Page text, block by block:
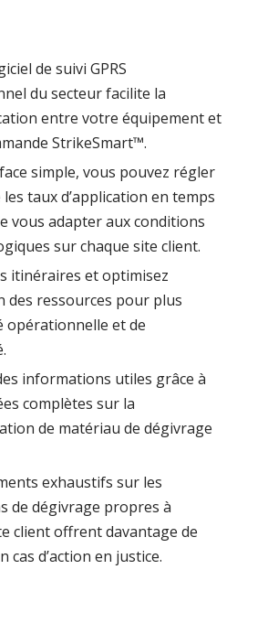
de suivi GPRS
du secteur facilite la
entre votre équipement et
StrikeSmart™.
simple, vous pouvez régler
taux d’application en temps
vous adapter aux conditions
sur chaque site client.
itinéraires et optimisez
des ressources pour plus
opérationnelle et de
informations utiles grâce à
complètes sur la
de matériau de dégivrage
exhaustifs sur les
de dégivrage propres à
client offrent davantage de
cas d’action en justice.